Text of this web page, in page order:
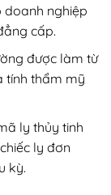
doanh nghiệp
cấp.
được làm từ
tính thẩm mỹ
ly thủy tinh
ly đơn
kỳ.